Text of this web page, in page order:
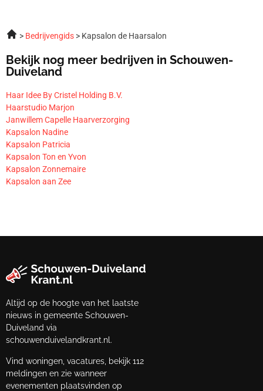
Bedrijvengids Kapsalon de Haarsalon
Bekijk nog meer bedrijven in Schouwen-
Duiveland
Haar Idee By Cristel Holding B.V.
Haarstudio Marjon
Janwillem Capelle Haarverzorging
Kapsalon Nadine
Kapsalon Patricia
Kapsalon Ton en Yvon
Kapsalon Zonnemaire
Kapsalon aan Zee
Altijd op de hoogte van het laatste
nieuws in gemeente Schouwen-
Duiveland via
schouwenduivelandkrant.nl.
Vind woningen, vacatures, bekijk 112
meldingen en zie wanneer
evenementen plaatsvinden op